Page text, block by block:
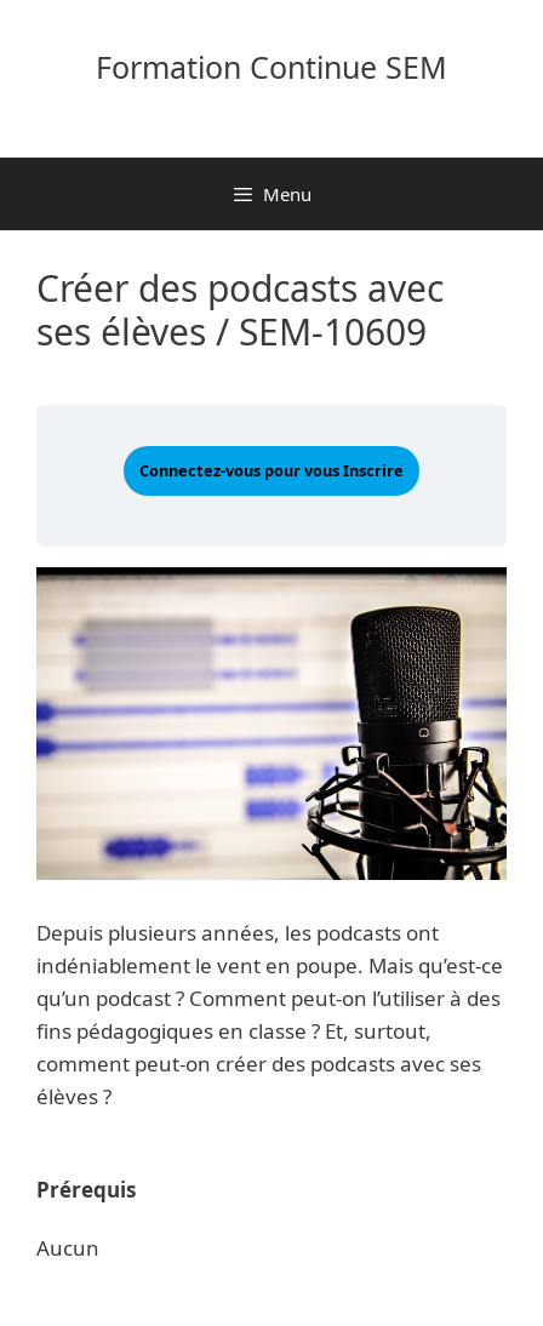
Formation Continue SEM
Menu
Créer des podcasts avec
ses élèves / SEM-10609
Connectez-vous pour vous Inscrire
Depuis plusieurs années, les podcasts ont
indéniablement le vent en poupe. Mais qu’est-ce
qu’un podcast ? Comment peut-on l’utiliser à des
fins pédagogiques en classe ? Et, surtout,
comment peut-on créer des podcasts avec ses
élèves ?
Prérequis
Aucun